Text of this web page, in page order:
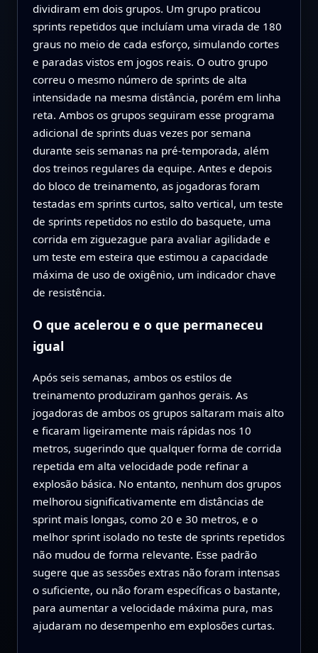
dividiram em dois grupos. Um grupo praticou
sprints repetidos que incluíam uma virada de 180
graus no meio de cada esforço, simulando cortes
e paradas vistos em jogos reais. O outro grupo
correu o mesmo número de sprints de alta
intensidade na mesma distância, porém em linha
reta. Ambos os grupos seguiram esse programa
adicional de sprints duas vezes por semana
durante seis semanas na pré-temporada, além
dos treinos regulares da equipe. Antes e depois
do bloco de treinamento, as jogadoras foram
testadas em sprints curtos, salto vertical, um teste
de sprints repetidos no estilo do basquete, uma
corrida em ziguezague para avaliar agilidade e
um teste em esteira que estimou a capacidade
máxima de uso de oxigênio, um indicador chave
de resistência.
O que acelerou e o que permaneceu
igual
Após seis semanas, ambos os estilos de
treinamento produziram ganhos gerais. As
jogadoras de ambos os grupos saltaram mais alto
e ficaram ligeiramente mais rápidas nos 10
metros, sugerindo que qualquer forma de corrida
repetida em alta velocidade pode refinar a
explosão básica. No entanto, nenhum dos grupos
melhorou significativamente em distâncias de
sprint mais longas, como 20 e 30 metros, e o
melhor sprint isolado no teste de sprints repetidos
não mudou de forma relevante. Esse padrão
sugere que as sessões extras não foram intensas
o suficiente, ou não foram específicas o bastante,
para aumentar a velocidade máxima pura, mas
ajudaram no desempenho em explosões curtas.